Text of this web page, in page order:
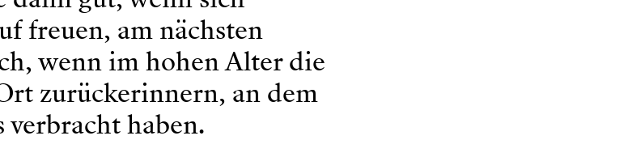
freuen, am nächsten
wenn im hohen Alter die
zurückerinnern, an dem
verbracht haben.